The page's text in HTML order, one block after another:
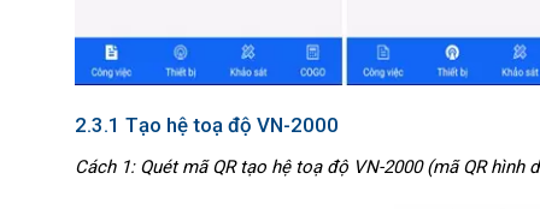
2.3.1 Tạo hệ toạ độ VN-2000
Cách 1: Quét mã QR tạo hệ toạ độ VN-2000 (mã QR hình